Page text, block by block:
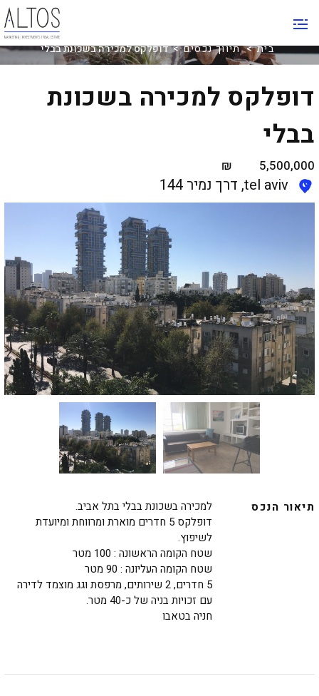
בית > תיווך נכסים > דופלקס למכירה בשכונת בבלי
דופלקס למכירה בשכונת
בבלי
5,500,000
₪
תיאור הנכס
למכירה בשכונת בבלי בתל אביב.
דופלקס 5 חדרים מוארת ומרווחת ומיועדת
לשיפוץ.
שטח הקומה הראשונה : 100 מטר
שטח הקומה העליונה : 90 מטר
5 חדרים, 2 שירותים, מרפסת וגג מוצמד לדירה
עם זכויות בניה של כ-40 מטר.
חניה בטאבו